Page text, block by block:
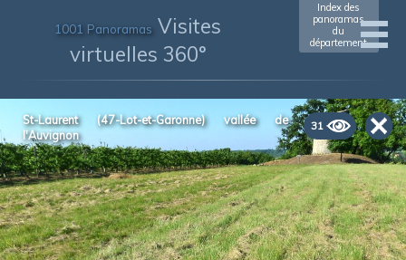
1001 Panoramas Visites
virtuelles 360°
Index des
panoramas
du
département
31
St-Laurent (47-Lot-et-Garonne) vallée de
l'Auvignon